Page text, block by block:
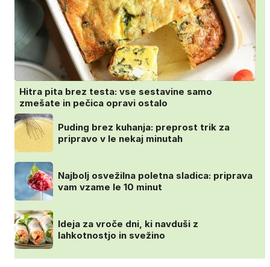
Hitra pita brez testa: vse sestavine samo
zmešate in pečica opravi ostalo
Puding brez kuhanja: preprost trik za
pripravo v le nekaj minutah
Najbolj osvežilna poletna sladica: priprava
vam vzame le 10 minut
Ideja za vroče dni, ki navduši z
lahkotnostjo in svežino